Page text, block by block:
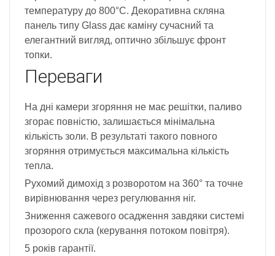
температуру до 800°C. Декоративна скляна
панель типу Glass дає каміну сучасний та
елегантний вигляд, оптично збільшує фронт
топки.
Переваги
На дні камери згоряння не має решітки, паливо
згорає повністю, залишається мінімальна
кількість золи. В результаті такого повного
згоряння отримується максимальна кількість
тепла.
Рухомий димохід з розворотом на 360° та точне
вирівнювання через регулювання ніг.
Зниження сажевого осадження завдяки системі
прозорого скла (керування потоком повітря).
5 років гарантії.